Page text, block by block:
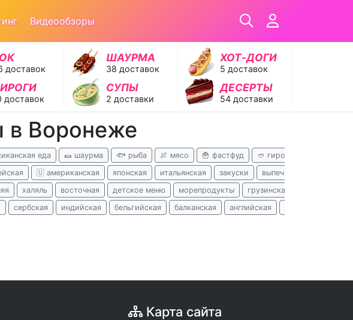
Видеообзоры
доставок
ШАУРМА
38 доставок
ХОТ‑ДОГИ
5 доставок
доставок
СУПЫ
2 доставки
ДЕСЕРТЫ
54 доставки
в Воронеже
еда 🌯 шаурма 🐟 рыба 🍖 мясо 🍟 фастфуд 🥙 гирос
🇺 американская японская итальянская закуски выпечка
халяль восточная детское меню морепродукты грузинская
сербская индийская бельгийская балканская английская
Карта сайта